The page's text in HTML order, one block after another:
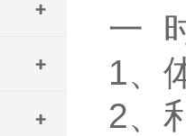
一
1、
2、